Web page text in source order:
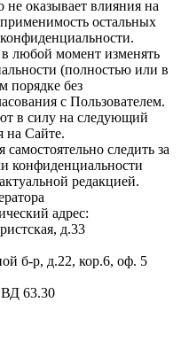
оказывает влияния на
остальных
любой момент изменять
(полностью или в
порядке без
с Пользователем.
в силу на следующий
на Сайте.
самостоятельно следить за
конфиденциальности
редакцией.
адрес:
д.33
б-р, д.22, кор.6, оф. 5
63.30